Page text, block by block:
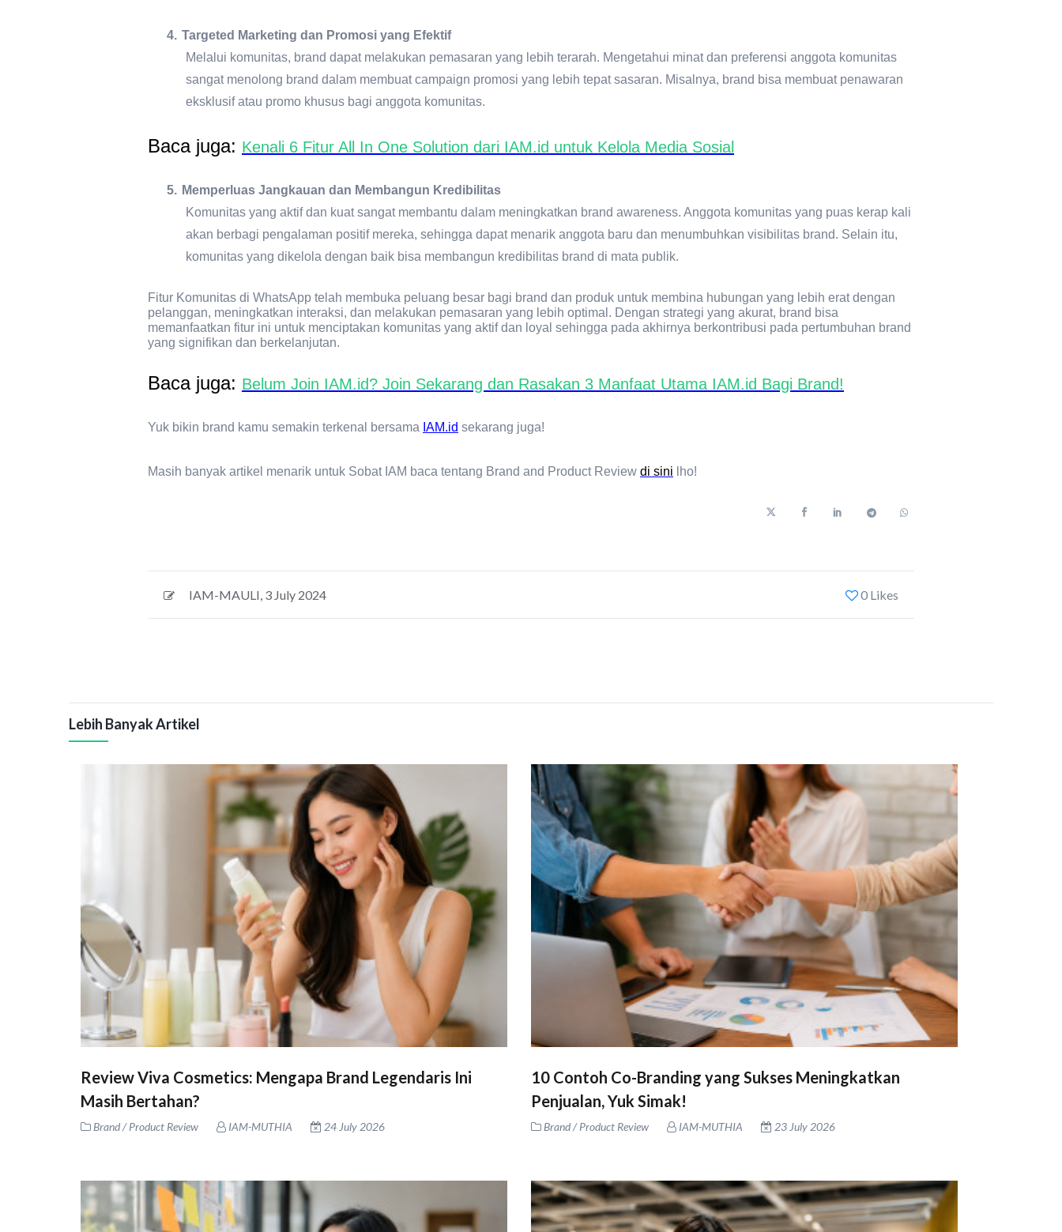
4. Targeted Marketing dan Promosi yang Efektif
Melalui komunitas, brand dapat melakukan pemasaran yang lebih terarah. Mengetahui minat dan preferensi anggota komunitas
sangat menolong brand dalam membuat campaign promosi yang lebih tepat sasaran. Misalnya, brand bisa membuat penawaran
eksklusif atau promo khusus bagi anggota komunitas.
Baca juga: Kenali 6 Fitur All In One Solution dari IAM.id untuk Kelola Media Sosial
5. Memperluas Jangkauan dan Membangun Kredibilitas
Komunitas yang aktif dan kuat sangat membantu dalam meningkatkan brand awareness. Anggota komunitas yang puas kerap kali
akan berbagi pengalaman positif mereka, sehingga dapat menarik anggota baru dan menumbuhkan visibilitas brand. Selain itu,
komunitas yang dikelola dengan baik bisa membangun kredibilitas brand di mata publik.
Fitur Komunitas di WhatsApp telah membuka peluang besar bagi brand dan produk untuk membina hubungan yang lebih erat dengan
pelanggan, meningkatkan interaksi, dan melakukan pemasaran yang lebih optimal. Dengan strategi yang akurat, brand bisa
memanfaatkan fitur ini untuk menciptakan komunitas yang aktif dan loyal sehingga pada akhirnya berkontribusi pada pertumbuhan brand
yang signifikan dan berkelanjutan.
Baca juga: Belum Join IAM.id? Join Sekarang dan Rasakan 3 Manfaat Utama IAM.id Bagi Brand!
Yuk bikin brand kamu semakin terkenal bersama IAM.id sekarang juga!
Masih banyak artikel menarik untuk Sobat IAM baca tentang Brand and Product Review di sini lho!
IAM-MAULI 3 July 2024 0 Likes
Lebih Banyak Artikel
Review Viva Cosmetics: Mengapa Brand Legendaris Ini
Masih Bertahan?
Brand / Product Review IAM-MUTHIA 24 July 2026
10 Contoh Co-Branding yang Sukses Meningkatkan
Penjualan, Yuk Simak!
Brand / Product Review IAM-MUTHIA 23 July 2026